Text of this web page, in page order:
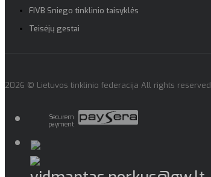
FIVB Sniego tinklinio taisyklės
Teisėjų gestai
2026 © Lietuvos tinklinio federacija All rights reserved
Securem
payment